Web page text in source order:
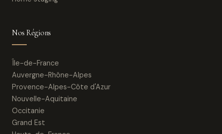
Nos Régions
Île-de-France
Auvergne-Rhône-Alpes
Provence-Alpes-Côte d'Azur
Nouvelle-Aquitaine
Occitanie
Grand Est